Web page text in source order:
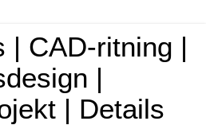
| CAD-ritning |
|
| Details